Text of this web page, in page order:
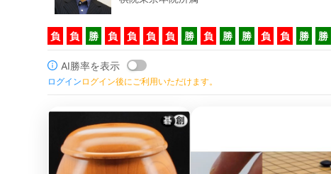
負 負 勝 負 負 負 負 勝 負 勝 勝 負 負 勝 勝
AI勝率を表示
ログイン ログイン後にご利用いただけます。